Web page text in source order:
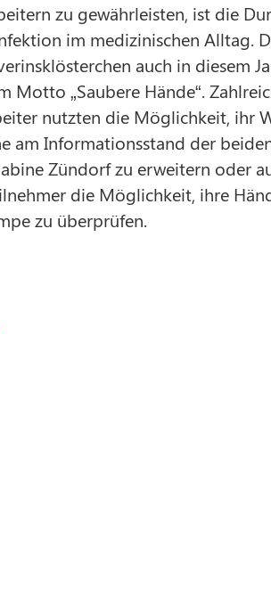
zu gewährleisten, ist die
im medizinischen Alltag.
auch in diesem
Motto „Saubere Hände“.
nutzten die Möglichkeit, ihr
am Informationsstand der
Zündorf zu erweitern oder
die Möglichkeit, ihre
zu überprüfen.